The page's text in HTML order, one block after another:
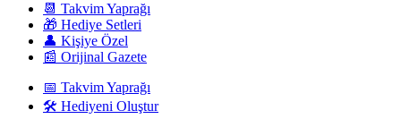
📆 Takvim Yaprağı
🎁 Hediye Setleri
👤 Kişiye Özel
📰 Orijinal Gazete
📅 Takvim Yaprağı
🛠️ Hediyeni Oluştur